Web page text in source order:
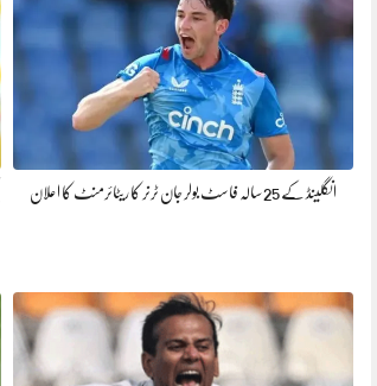
انگلینڈ کے 25 سالہ فاسٹ بولر جان ٹرنر کا ریٹائرمنٹ کا اعلان